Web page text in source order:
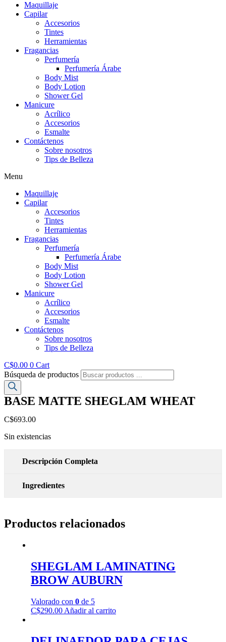
Maquillaje
Capilar
Accesorios
Tintes
Herramientas
Fragancias
Perfumería
Perfumería Árabe
Body Mist
Body Lotion
Shower Gel
Manicure
Acrílico
Accesorios
Esmalte
Contáctenos
Sobre nosotros
Tips de Belleza
Menu
Maquillaje
Capilar
Accesorios
Tintes
Herramientas
Fragancias
Perfumería
Perfumería Árabe
Body Mist
Body Lotion
Shower Gel
Manicure
Acrílico
Accesorios
Esmalte
Contáctenos
Sobre nosotros
Tips de Belleza
C$0.00 0 Cart
Búsqueda de productos
BASE MATTE SHEGLAM WHEAT
C$693.00
Sin existencias
Descripción Completa
Ingredientes
Productos relacionados
SHEGLAM LAMINATING
BROW AUBURN
Valorado con 0de 5
C$290.00 Añadir al carrito